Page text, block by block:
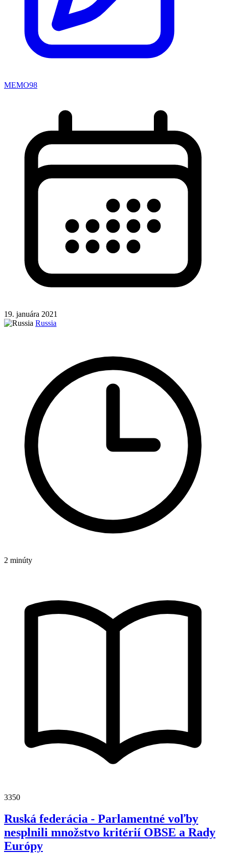
MEMO98
19. januára 2021
Russia
2 minúty
3350
Ruská federácia - Parlamentné voľby
nesplnili množstvo kritérií OBSE a Rady
Európy